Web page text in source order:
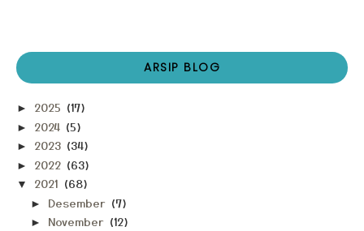
ARSIP BLOG
► 2025 (17)
► 2024 (5)
► 2023 (34)
► 2022 (63)
▼ 2021 (68)
► Desember (7)
► November (12)